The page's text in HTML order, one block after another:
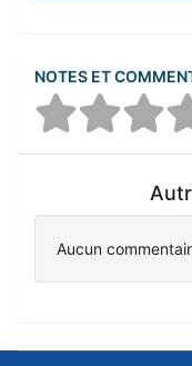
NOTES ET
Aucun